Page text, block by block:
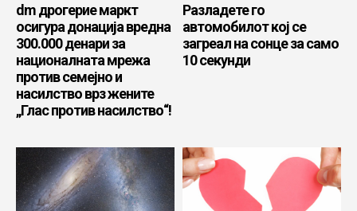
dm дрогерие маркт
осигура донација вредна
300.000 денари за
националната мрежа
против семејно и
насилство врз жените
„Глас против насилство“!
Разладете го
автомобилот кој се
загреал на сонце за само
10 секунди